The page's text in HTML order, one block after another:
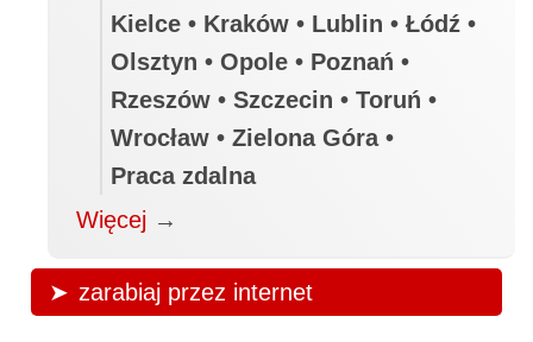
Kielce • Kraków • Lublin • Łódź •
Olsztyn • Opole • Poznań •
Rzeszów • Szczecin • Toruń •
Wrocław • Zielona Góra •
Praca zdalna
Więcej →
zarabiaj przez internet